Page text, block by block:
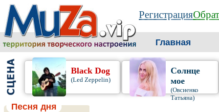
Регистрация
Главная
Black Dog
(Led Zeppelin)
Солнце
мое
(Овсиенко
Татьяна)
Песня дня